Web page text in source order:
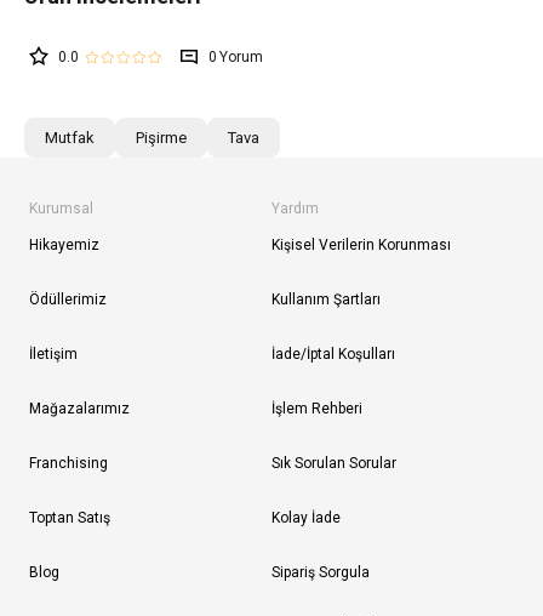
0.0 0
Mutfak Pişirme Tava
Kurumsal
Hikayemiz
Ödüllerimiz
İletişim
Mağazalarımız
Franchising
Toptan Satış
Blog
Yardım
Kişisel Verilerin Korunması
Kullanım Şartları
İade/İptal Koşulları
İşlem Rehberi
Sık Sorulan Sorular
Kolay İade
Sipariş Sorgula